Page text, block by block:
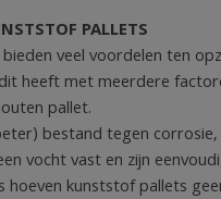
PALLETS
veel voordelen ten
heeft met meerdere
pallet.
bestand tegen
vocht vast en zijn
kunststof pallets